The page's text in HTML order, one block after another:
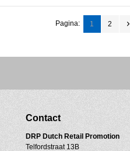
Pagina: 1 2
Contact
DRP Dutch Retail Promotion
Telfordstraat 13B